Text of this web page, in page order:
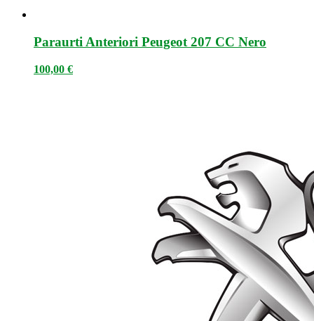
Paraurti Anteriori Peugeot 207 CC Nero
100,00 €